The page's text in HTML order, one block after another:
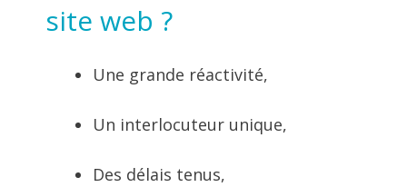
site web ?
Une grande réactivité,
Un interlocuteur unique,
Des délais tenus,